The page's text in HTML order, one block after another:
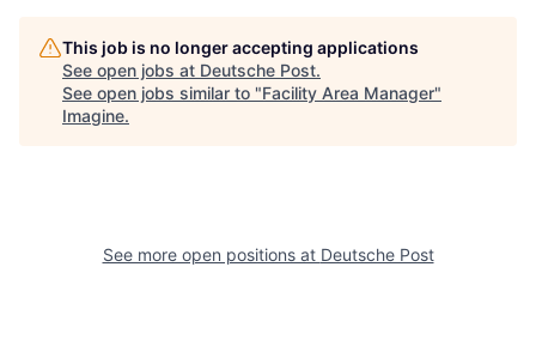
This job is no longer accepting applications
See open jobs at Deutsche Post.
See open jobs similar to "Facility Area Manager"
Imagine.
See more open positions at Deutsche Post